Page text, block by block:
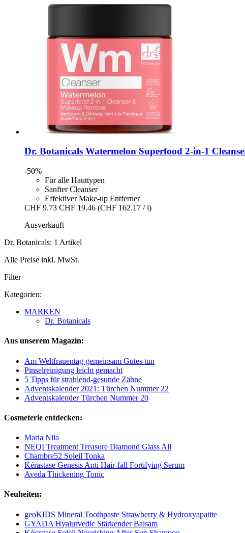
Dr. Botanicals Watermelon Superfood 2-​in-​1
-50%
Für alle Hauttypen
Sanfter Cleanser
Effektiver Make-up Entferner
CHF 9.73 CHF 19.46 (CHF 162.17 / l)
Ausverkauft
Dr. Botanicals: 1 Artikel
Alle Preise inkl. MwSt.
Filter
Kategorien:
MARKEN
Dr. Botanicals
Aus unserem Magazin:
Am Weltfrauentag gemeinsam Gutes tun
Pinselreinigung leicht gemacht
5 Tipps für strahlend-gesunde Zähne
Adventskalender 2021: Türchen Nummer 22
Adventskalender Türchen Nummer 20
Cosmeterie entdecken:
Maria Nila
NEQI Treatment Treasure Diamond Glass All
Chambre52 Soleil Tonka
Kérastase Genesis Anti Hair-fall Fortifying Serum
Aveda Thickening Tonic
Neuheiten:
geoKIDS Mineral Toothpaste Strawberry & Hydroxyapatite
GYADA Hyalurvedic Stärkender Balsam